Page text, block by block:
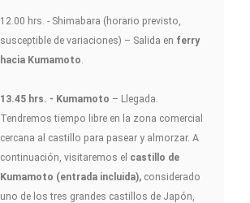
12.00 hrs. - Shimabara (horario previsto,
susceptible de variaciones) – Salida en ferry
hacia Kumamoto.
13.45 hrs. - Kumamoto – Llegada.
Tendremos tiempo libre en la zona comercial
cercana al castillo para pasear y almorzar. A
continuación, visitaremos el castillo de
Kumamoto (entrada incluida), considerado
uno de los tres grandes castillos de Japón,